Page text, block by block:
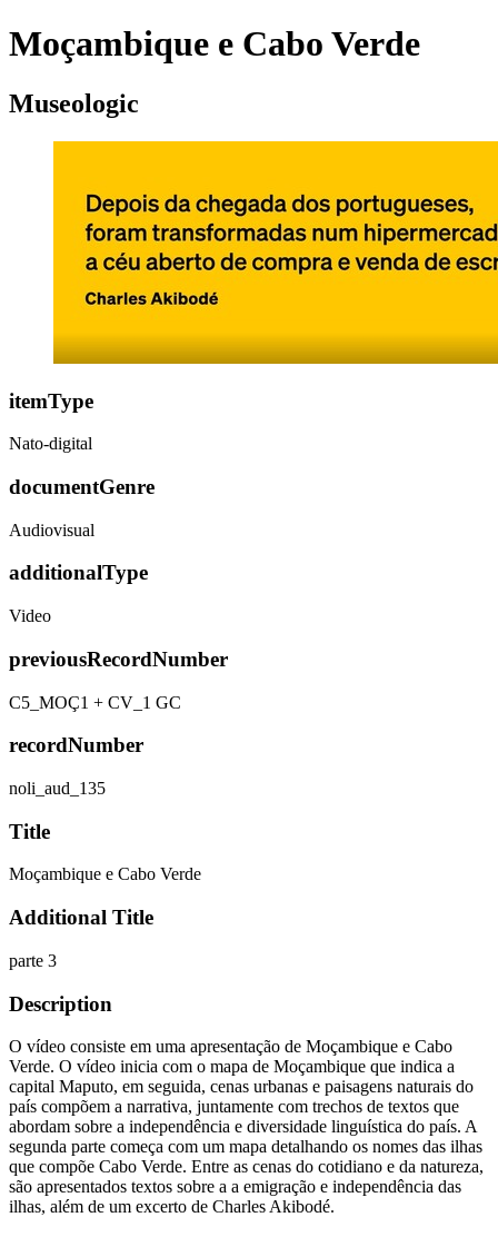
Moçambique e Cabo Verde
Museologic
itemType
Nato-digital
documentGenre
Audiovisual
additionalType
Video
previousRecordNumber
C5_MOÇ1 + CV_1 GC
recordNumber
noli_aud_135
Title
Moçambique e Cabo Verde
Additional Title
parte 3
Description
O vídeo consiste em uma apresentação de Moçambique e Cabo
Verde. O vídeo inicia com o mapa de Moçambique que indica a
capital Maputo, em seguida, cenas urbanas e paisagens naturais do
país compõem a narrativa, juntamente com trechos de textos que
abordam sobre a independência e diversidade linguística do país. A
segunda parte começa com um mapa detalhando os nomes das ilhas
que compõe Cabo Verde. Entre as cenas do cotidiano e da natureza,
são apresentados textos sobre a a emigração e independência das
ilhas, além de um excerto de Charles Akibodé.